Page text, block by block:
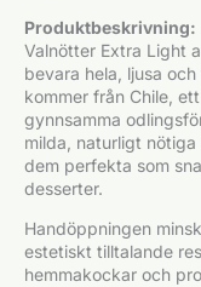
Produktbeskrivning:
Valnötter Extra Light
bevara hela, ljusa
kommer från Chile,
gynnsamma
milda, naturligt
dem perfekta som
desserter.
Handöppningen
estetiskt tilltalande
hemmakockar och